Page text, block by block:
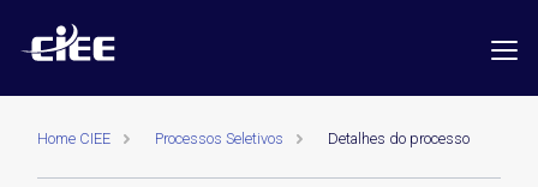
Home CIEE Processos Seletivos Detalhes do processo